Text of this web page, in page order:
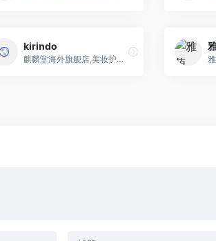
kirindo
麒麟堂海外旗舰店,美妆护肤洗护